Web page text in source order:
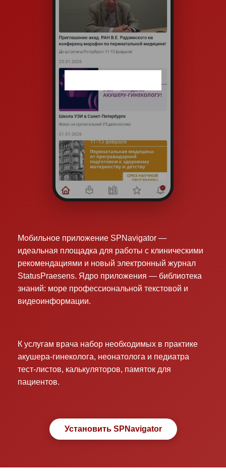
Мобильное приложение SPNavigator —
идеальная площадка для работы с клиническими
рекомендациями и новый электронный журнал
StatusPraesens. Ядро приложения — библиотека
знаний: море профессиональной текстовой и
видеоинформации.
К услугам врача набор необходимых в практике
акушера-гинеколога, неонатолога и педиатра
тест-листов, калькуляторов, памяток для
пациентов.
Установить SPNavigator